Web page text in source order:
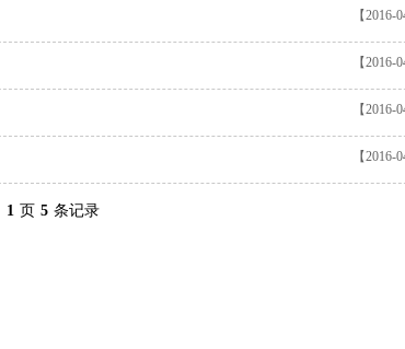
【2016-
【2016-
【2016-
【2016-
1 页 5 条记录